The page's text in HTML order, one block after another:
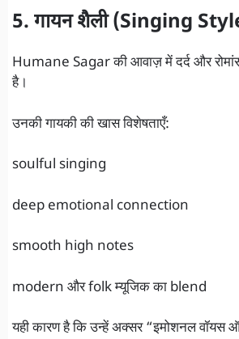
5. गायन शैली (Singing
Humane Sagar की आवाज़ में दर्द और
है।
उनकी गायकी की खास विशेषताएँ:
soulful singing
deep emotional connection
smooth high notes
modern और folk म्यूजिक का blend
यही कारण है कि उन्हें अक्सर “इमोशनल वॉयस